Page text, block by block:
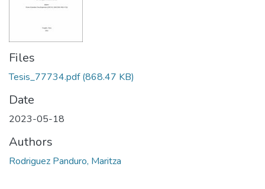
Files
Tesis_77734.pdf(868.47 KB)
Date
2023-05-18
Authors
Rodriguez Panduro, Maritza